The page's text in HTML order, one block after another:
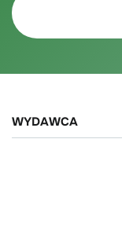
WYDAWCA